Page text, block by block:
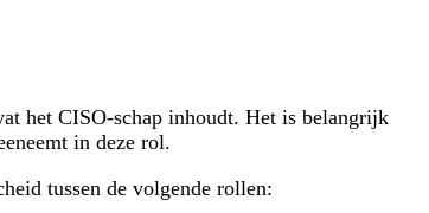
het CISO-schap inhoudt. Het is belangrijk
in deze rol.
tussen de volgende rollen: